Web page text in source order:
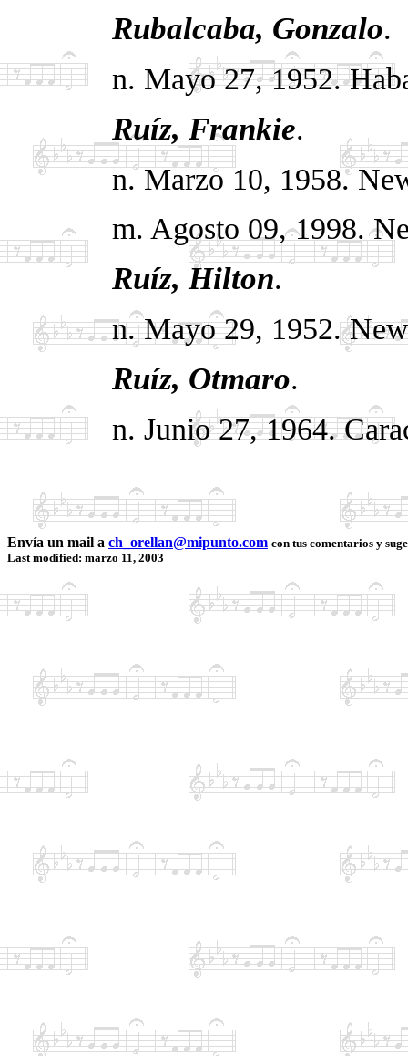
Rubalcaba, Gonzalo.
n. Mayo 27, 1952.
Ruíz, Frankie.
n. Marzo 10, 1958.
m. Agosto 09, 1998.
Ruíz, Hilton.
n. Mayo 29, 1952.
Ruíz, Otmaro.
n. Junio 27, 1964.
Envía un mail a ch_orellan@mipunto.com con tus comentarios y
Last modified: marzo 11, 2003